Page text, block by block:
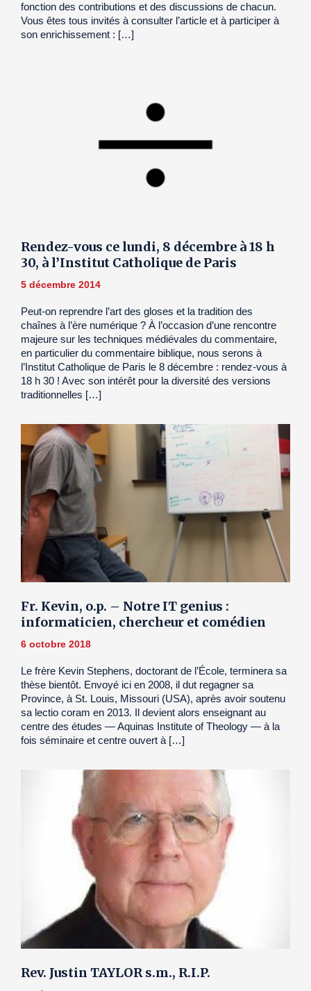
fonction des contributions et des discussions de chacun.
Vous êtes tous invités à consulter l’article et à participer à
son enrichissement : […]
Rendez-vous ce lundi, 8 décembre à 18 h
30, à l’Institut Catholique de Paris
5 décembre 2014
Peut-on reprendre l’art des gloses et la tradition des
chaînes à l’ère numérique ? À l’occasion d’une rencontre
majeure sur les techniques médiévales du commentaire,
en particulier du commentaire biblique, nous serons à
l’Institut Catholique de Paris le 8 décembre : rendez-vous à
18 h 30 ! Avec son intérêt pour la diversité des versions
traditionnelles […]
Fr. Kevin, o.p. – Notre IT genius :
informaticien, chercheur et comédien
6 octobre 2018
Le frère Kevin Stephens, doctorant de l’École, terminera sa
thèse bientôt. Envoyé ici en 2008, il dut regagner sa
Province, à St. Louis, Missouri (USA), après avoir soutenu
sa lectio coram en 2013. Il devient alors enseignant au
centre des études — Aquinas Institute of Theology — à la
fois séminaire et centre ouvert à […]
Rev. Justin TAYLOR s.m., R.I.P.